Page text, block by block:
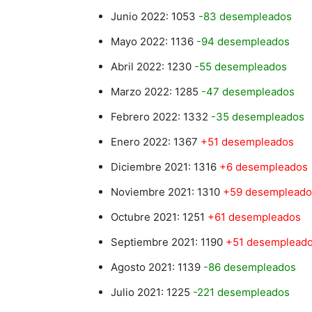
Junio 2022: 1053 -83 desempleados
Mayo 2022: 1136 -94 desempleados
Abril 2022: 1230 -55 desempleados
Marzo 2022: 1285 -47 desempleados
Febrero 2022: 1332 -35 desempleados
Enero 2022: 1367 +51 desempleados
Diciembre 2021: 1316 +6 desempleados
Noviembre 2021: 1310 +59
Octubre 2021: 1251 +61 desempleados
Septiembre 2021: 1190 +51
Agosto 2021: 1139 -86 desempleados
Julio 2021: 1225 -221 desempleados